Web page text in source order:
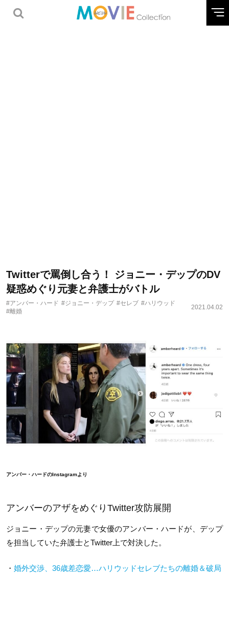
Twitterで罵倒し合う！ ジョニー・デップのDV
疑惑めぐり元妻と弁護士がバトル
#アンバー・ハード #ジョニー・デップ #セレブ #ハリウッド
#離婚
2021.04.02
アンバー・ハードのInstagramより
アンバーのアザをめぐりTwitter攻防展開
ジョニー・デップの元妻で女優のアンバー・ハードが、デップ
を担当していた弁護士とTwitter上で対決した。
・ 婚外交渉、36歳差恋愛…ハリウッドセレブたちの離婚＆破局